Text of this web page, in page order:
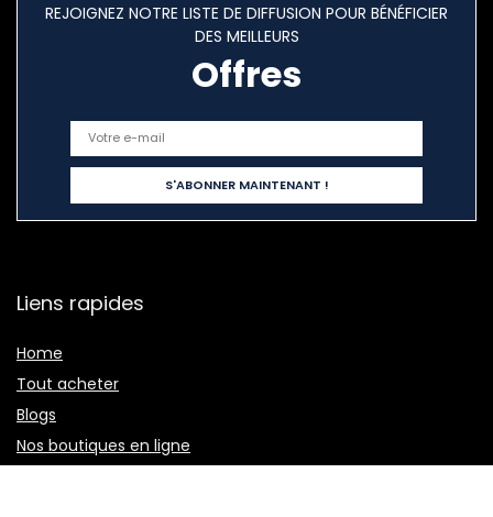
REJOIGNEZ NOTRE LISTE DE DIFFUSION POUR BÉNÉFICIER
DES MEILLEURS
Offres
Liens rapides
Home
Tout acheter
Blogs
Nos boutiques en ligne